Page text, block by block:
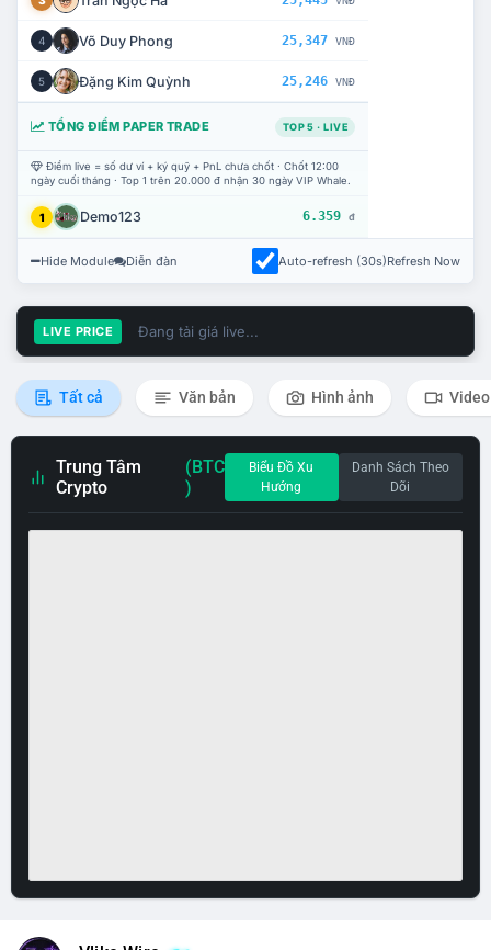
4 Võ Duy Phong 25,347 VNĐ
5 Đặng Kim Quỳnh 25,246 VNĐ
TỔNG ĐIỂM PAPER TRADE TOP 5 · LIVE
Điểm live = số dư ví + ký quỹ + PnL chưa chốt · Chốt 12:00
ngày cuối tháng · Top 1 trên 20.000 đ nhận 30 ngày VIP Whale.
1 Demo123 6.359 đ
Hide Module Diễn đàn Auto-refresh (30s)Refresh Now
LIVE PRICE Đang tải giá live...
Tất cả Văn bản Hình ảnh Video
Trung Tâm
Crypto
(BTC
)
Biểu Đồ Xu
Hướng
Danh Sách Theo
Dõi